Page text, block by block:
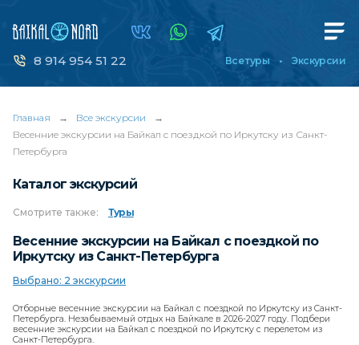
8 914 954 51 22 Все туры Экскурсии
Главная → Все экскурсии
→
Весенние экскурсии на Байкал с поездкой по Иркутску из Санкт-
Петербурга
Каталог экскурсий
Смотрите также: Туры
Весенние экскурсии на Байкал с поездкой по
Иркутску из Санкт-Петербурга
Выбрано: 2 экскурсии
Отборные весенние экскурсии на Байкал с поездкой по Иркутску из Санкт-
Петербурга. Незабываемый отдых на Байкале в 2026-2027 году. Подбери
весенние экскурсии на Байкал с поездкой по Иркутску с перелетом из
Санкт-Петербурга.